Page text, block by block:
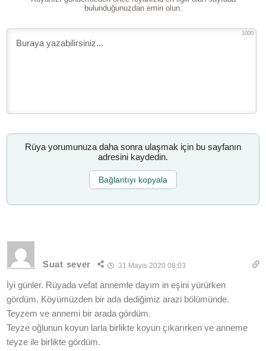
bulunduğunuzdan emin olun.
1000
Rüya yorumunuza daha sonra ulaşmak için bu sayfanın
adresini kaydedin.
Bağlantıyı kopyala
Suat sever 31 Mayıs 2020 08:03
İyi günler. Rüyada vefat annemle dayım in eşini yürürken
gördüm. Köyümüzden bir ada dediğimiz arazi bölümünde.
Teyzem ve annemi bir arada gördüm.
Teyze oğlunun koyun larla birlikte koyun çıkarırken ve anneme
teyze ile birlikte gördüm.